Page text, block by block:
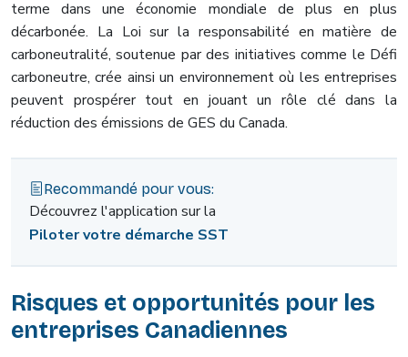
terme dans une économie mondiale de plus en plus
décarbonée. La Loi sur la responsabilité en matière de
carboneutralité, soutenue par des initiatives comme le Défi
carboneutre, crée ainsi un environnement où les entreprises
peuvent prospérer tout en jouant un rôle clé dans la
réduction des émissions de GES du Canada.
Recommandé pour vous:
Découvrez l'application sur la
Piloter votre démarche SST
Risques et opportunités pour les
entreprises Canadiennes